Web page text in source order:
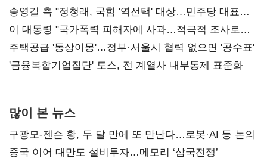
리모델링' 제안
송영길 측 "정청래, 국힘 '역선택' 대상…민주당 대표로
총선 지휘 못해"
이 대통령 "국가폭력 피해자에 사과…적극적 조사로
진실 밝혀야"
주택공급 '동상이몽'…정부·서울시 협력 없으면 '공수표'
'금융복합기업집단' 토스, 전 계열사 내부통제 표준화
많이 본 뉴스
구광모-젠슨 황, 두 달 만에 또 만난다…로봇·AI 등 논의
중국 이어 대만도 설비투자…메모리 ‘삼국전쟁’